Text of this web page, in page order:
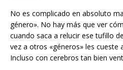
No es complicado en absoluto
género». No hay más que ver
cuando saca a relucir ese tufillo
vez a otros «géneros» les cueste
Incluso con cerebros tan bien